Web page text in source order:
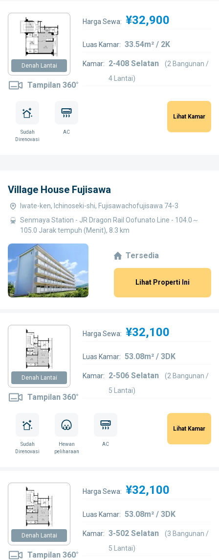
Denah Lantai
Tampilan 360°
Harga Sewa: ¥32,900
Luas Kamar: 33.54m² / 2K
Kamar: 2-408 Selatan
(2 Bangunan /
4 Lantai)
Sudah
Direnovasi
AC
Lihat Kamar
Village House Fujisawa
Iwate-ken, Ichinoseki-shi, Fujisawachofujisawa 74-3
Senmaya Station - JR Dragon Rail Oofunato Line - 104.0～
105.0 Jarak tempuh (Menit), 8.3 km
Tersedia
Lihat Properti Ini
Denah Lantai
Tampilan 360°
Harga Sewa: ¥32,100
Luas Kamar: 53.08m² / 3DK
Kamar: 2-506 Selatan
(2 Bangunan /
5 Lantai)
Sudah
Direnovasi
Hewan
peliharaan
AC
Lihat Kamar
Denah Lantai
Tampilan 360°
Harga Sewa: ¥32,100
Luas Kamar: 53.08m² / 3DK
Kamar: 3-502 Selatan
(3 Bangunan /
5 Lantai)